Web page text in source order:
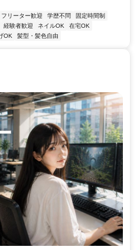
フリーター歓迎 学歴不問
固定時間制
経験者歓迎 ネイルOK
在宅OK
OK 髪型・髪色自由